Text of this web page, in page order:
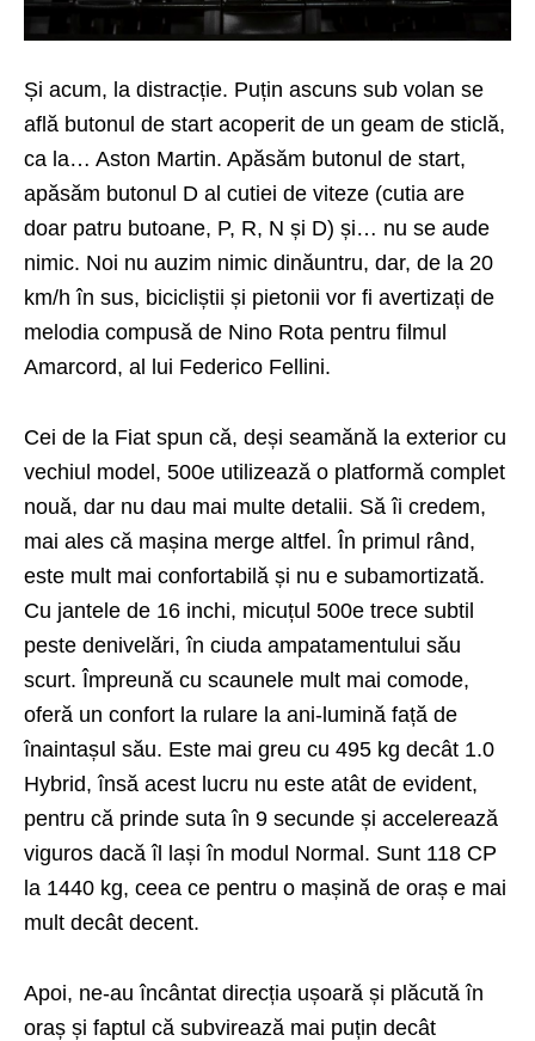
Și acum, la distracție. Puțin ascuns sub volan se
află butonul de start acoperit de un geam de sticlă,
ca la… Aston Martin. Apăsăm butonul de start,
apăsăm butonul D al cutiei de viteze (cutia are
doar patru butoane, P, R, N și D) și… nu se aude
nimic. Noi nu auzim nimic dinăuntru, dar, de la 20
km/h în sus, bicicliștii și pietonii vor fi avertizați de
melodia compusă de Nino Rota pentru filmul
Amarcord, al lui Federico Fellini.
Cei de la Fiat spun că, deși seamănă la exterior cu
vechiul model, 500e utilizează o platformă complet
nouă, dar nu dau mai multe detalii. Să îi credem,
mai ales că mașina merge altfel. În primul rând,
este mult mai confortabilă și nu e subamortizată.
Cu jantele de 16 inchi, micuțul 500e trece subtil
peste denivelări, în ciuda ampatamentului său
scurt. Împreună cu scaunele mult mai comode,
oferă un confort la rulare la ani-lumină față de
înaintașul său. Este mai greu cu 495 kg decât 1.0
Hybrid, însă acest lucru nu este atât de evident,
pentru că prinde suta în 9 secunde și accelerează
viguros dacă îl lași în modul Normal. Sunt 118 CP
la 1440 kg, ceea ce pentru o mașină de oraș e mai
mult decât decent.
Apoi, ne-au încântat direcția ușoară și plăcută în
oraș și faptul că subvirează mai puțin decât